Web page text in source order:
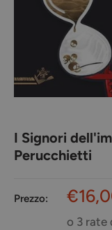
I Signori
Perucchietti
Prezzo:
o 3 rate